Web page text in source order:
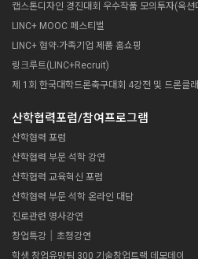
12.5 종일
LINC+ 캡스톤디자인 옥션
캡스톤디자인 경진대회 우수작품
람자 모의 투자 진행
캡스톤디자인 경진대회 우수작품 모의투자(옥션
LINC+ MOOC 페스티벌
LINC+ 협약‧가족기업 제품 홈쇼핑
링크루트(LINC+Recruit)
제 1회 한국대학드론축구대회 4강전 및 드론클
산학협력포럼/참여프로그램
산학협력 포럼
산학협력 부문 석학 강연
산학협력 교육혁신 포럼
산학협력 부문 석학 온라인 대담
진로관련 명사강연
창업특강 | 초청강연
학생 창업유망팀 300 기술창업트랙 데모데이